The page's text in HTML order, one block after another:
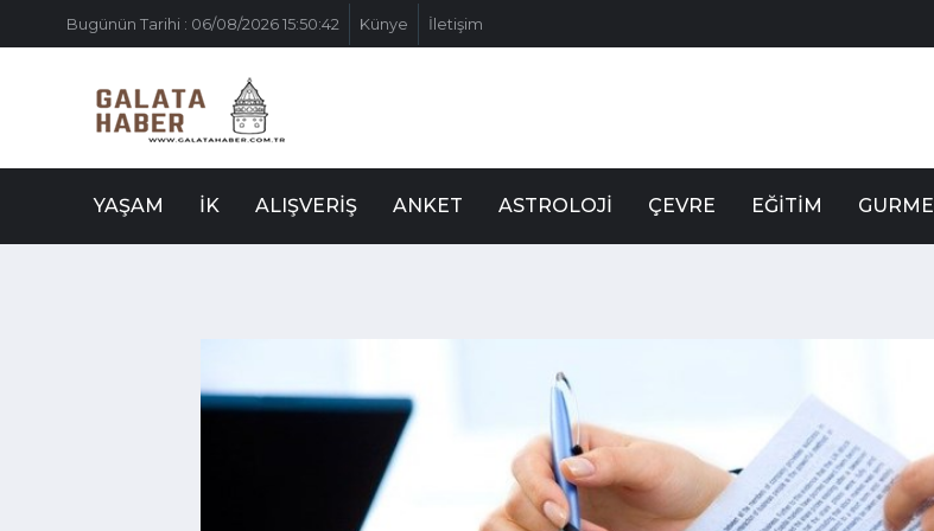
Bugünün Tarihi : 06/08/2026 15:50:42 Künye İletişim
YAŞAM İK ALIŞVERIŞ ANKET ASTROLOJI ÇEVRE EĞITIM GURME